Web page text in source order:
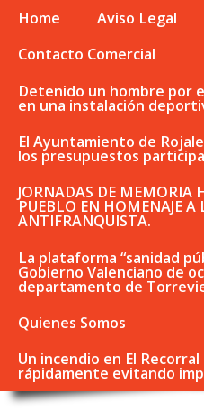
Home Aviso Legal
Contacto Comercial
Detenido un hombre por
en una instalación
El Ayuntamiento de
los presupuestos
JORNADAS DE MEMORIA
PUEBLO EN HOMENAJE A
ANTIFRANQUISTA.
La plataforma “sanidad
Gobierno Valenciano de
departamento de
Quienes Somos
Un incendio en El
rápidamente evitando